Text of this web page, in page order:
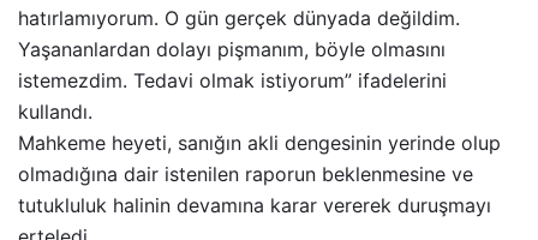
hatırlamıyorum. O gün gerçek dünyada değildim.
Yaşananlardan dolayı pişmanım, böyle olmasını
istemezdim. Tedavi olmak istiyorum” ifadelerini
kullandı.
Mahkeme heyeti, sanığın akli dengesinin yerinde olup
olmadığına dair istenilen raporun beklenmesine ve
tutukluluk halinin devamına karar vererek duruşmayı